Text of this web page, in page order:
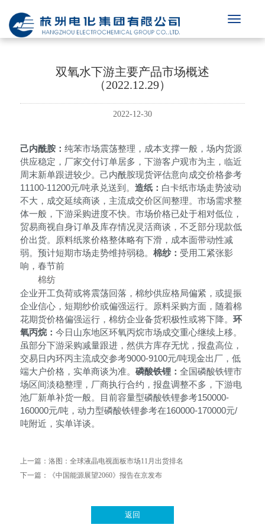
双氧水下游主要产品市场概述
（2022.12.29）
2022-12-30
己内酰胺： 纯苯市场震荡整理，成本支撑一般，场内货源
供应稳定，厂家交付订单居多，下游客户观市为主，临近
周末新单跟进较少。己内酰胺现货评估意向成交价格参考
11100-11200元/吨承兑送到。 造纸： 白卡纸市场走势波动
不大，成交延续商谈，主流成交价区间整理。市场需求整
体一般，下游采购进度不快。市场价格已处于相对低位，
贸易商视自身订单及库存情况灵活商谈，不乏部分现款低
价出货。原料纸浆价格整体略有下滑，成本面带动性减
弱。预计短期市场走势维持弱稳。 棉纱： 受用工紧张影
响，春节前
棉纺
企业开工负荷或将震荡回落，棉纱供应格局偏紧，或提振
企业信心，短期纱价或偏强运行。原料采购方面，随着棉
花期货价格偏强运行，棉纺企业备货积极性或将下降。 环
氧丙烷： 今日山东地区环氧丙烷市场成交重心继续上移。
虽部分下游采购减量跟进，然供方库存无忧，报盘高位，
交易日内环丙主流成交参考9000-9100元/吨现金出厂，低
端大户价格，实单商谈为准。 磷酸铁锂： 全国磷酸铁锂市
场区间淡稳整理，厂商执行合约，报盘调整不多，下游电
池厂新单补货一般。目前容量型磷酸铁锂参考150000-
160000元/吨，动力型磷酸铁锂参考在160000-170000元/
吨附近，实单详谈。
上一篇： 洛图：全球液晶电视面板市场11月出货排名
下一篇：
《中国能源展望2060》报告在京发布
返回